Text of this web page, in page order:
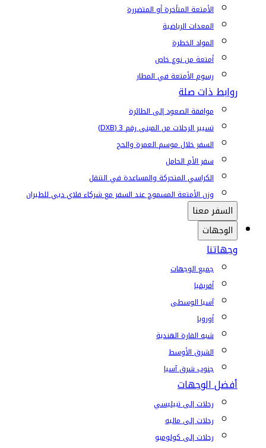
الأمتعة المتأخرة أو المتضررة
المعدات الرياضية
المواد الخطرة
أمتعة من نوع خاص
رسوم الأمتعة في المطار
روابط ذات صلة
موافقة الصعود إلى الطائرة
تسيير الرحلات من المبنى رقم 3 (DXB)
السفر خلال موسم العمرة والحج
سفر الأم الحامل
الكراسي المتحركة والمساعدة في التنقل
وزن الأمتعة المسموح عند السفر مع شركاء فلاي دبي للطيران
السفر معنا
الوجهات
وجهاتنا
جميع الوجهات
أفريقيا
آسيا الوسطى
أوروبا
شبه القارة الهندية
الشرق الأوسط
جنوب شرق آسيا
أفضل الوجهات
رحلات إلى تبيليسي
رحلات إلى ماليه
رحلات إلى كولومبو